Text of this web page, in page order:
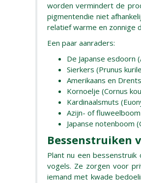
worden vermindert de
pigmentendie niet
relatief warme en zonnige
Een paar aanraders:
De Japanse esdoorn
Sierkers (Prunus
Amerikaans en
Kornoelje (Cornus
Kardinaalsmuts
Azijn- of
Japanse notenboom
Bessenstruiken
Plant nu een
vogels. Ze zorgen voor
iemand met kwade